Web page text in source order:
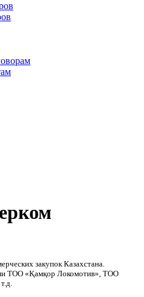
закупок Казахстана.
ТОО «Қамқор Локомотив», ТОО